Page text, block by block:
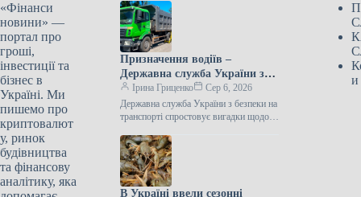
«Фінанси
новини» —
портал про
гроші,
інвестиції та
бізнес в
Україні. Ми
пишемо про
криптовалют
у, ринок
будівництва
та фінансову
аналітику, яка
Призначення водіїв –
Державна служба України з
безпеки на транспорті
виступила з важливим
повідомленням
Ірина Гриценко
Сер 6, 2026
Державна служба України з безпеки на
транспорті спростовує вигадки щодо
з безпеки на транспорті заявила, що…
В Україні ввели сезонні
и